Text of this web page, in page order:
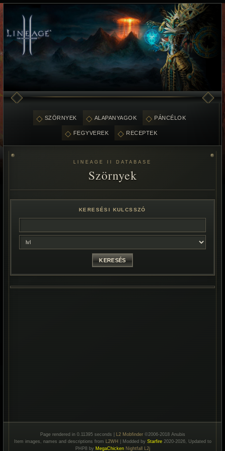
SZÖRNYEK ALAPANYAGOK PÁNCÉLOK
FEGYVEREK RECEPTEK
LINEAGE II DATABASE
Szörnyek
KERESÉSI KULCSSZÓ
Page rendered in 0.11395 seconds | L2 Mobfinder©2006-2018 Anubis
Item images, names and descriptions from L2WH | Modded by Starfire2020-2026, Updated to
PHP8 by MegaChicken Nightfall L2j